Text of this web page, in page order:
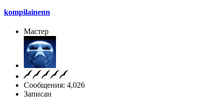
kompilainenn
Мастер
Сообщения: 4,026
Записан